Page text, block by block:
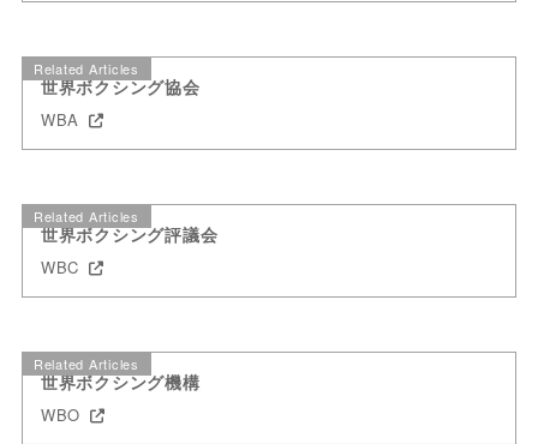
Related Articles
世界ボクシング協会
WBA
Related Articles
世界ボクシング評議会
WBC
Related Articles
世界ボクシング機構
WBO